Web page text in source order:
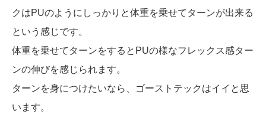
クはPUのようにしっかりと体重を乗せてターンが出来る
という感じです。
体重を乗せてターンをするとPUの様なフレックス感ター
ンの伸びを感じられます。
ターンを身につけたいなら、ゴーストテックはイイと思
います。